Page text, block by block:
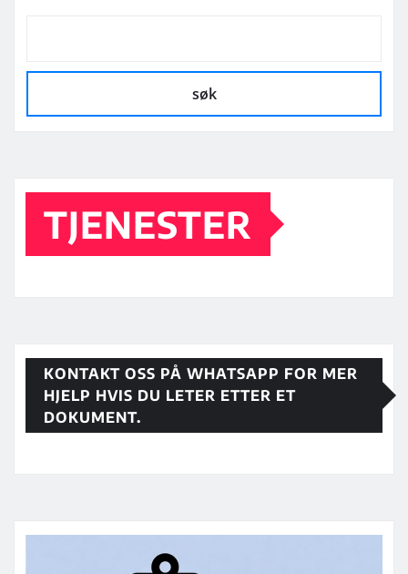
søk
TJENESTER
KONTAKT OSS PÅ WHATSAPP FOR MER
HJELP HVIS DU LETER ETTER ET
DOKUMENT.